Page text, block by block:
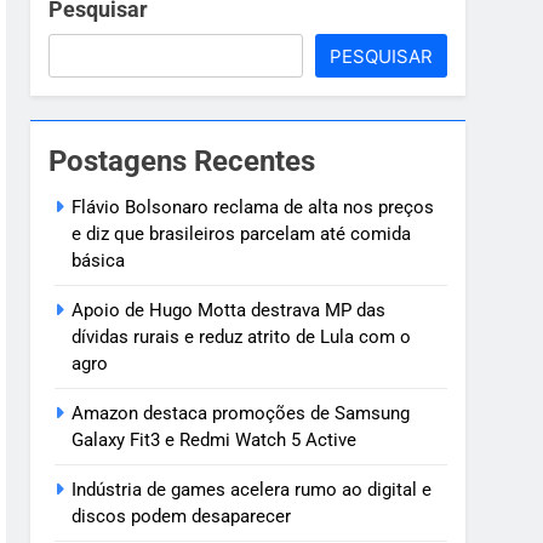
criança de 7
Pesquisar
PESQUISAR
Postagens Recentes
Flávio Bolsonaro reclama de alta nos preços
e diz que brasileiros parcelam até comida
básica
Apoio de Hugo Motta destrava MP das
dívidas rurais e reduz atrito de Lula com o
agro
Amazon destaca promoções de Samsung
Galaxy Fit3 e Redmi Watch 5 Active
Indústria de games acelera rumo ao digital e
discos podem desaparecer